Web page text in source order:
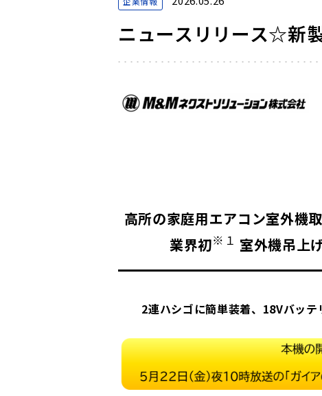
ニュースリリース☆新
高所の家庭用エアコン
業界初※１ 室外機吊上
2連ハシゴに簡単装着、18Vバッ